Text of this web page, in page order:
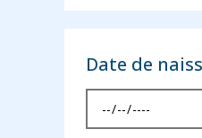
Date de